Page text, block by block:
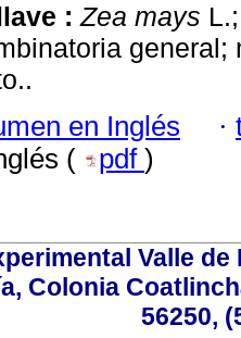
:Zea mays
en Inglés ·
( pdf )
Valle
Colonia
56250,